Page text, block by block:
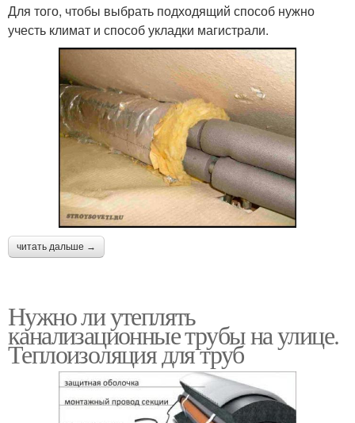
Для того, чтобы выбрать подходящий способ нужно
учесть климат и способ укладки магистрали.
читать дальше →
Нужно ли утеплять
канализационные трубы на улице.
Теплоизоляция для труб